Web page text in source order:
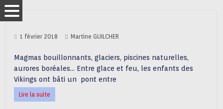
1 février 2018 Martine GUILCHER
Magmas bouillonnants, glaciers, piscines naturelles,
aurores boréales… Entre glace et feu, les enfants des
Vikings ont bâti un pont entre
Lire la suite